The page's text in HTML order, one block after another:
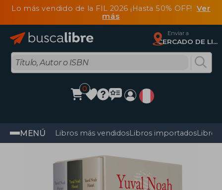
Lo más vendido de la FIL 2026 ¡Hasta 50% OFF! Ver
más
Enviar a
CERCADO DE LIMA, Lima
0
MENÚ Libros más vendidosLibros importadosLibros